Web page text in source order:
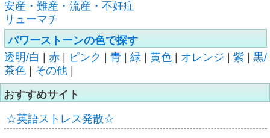
安産・難産・流産・不妊症
リューマチ
パワーストーンの色で探す
透明/白 | 赤 | ピンク | 青 | 緑 | 黄色 | オレンジ | 紫 | 黒/
茶色 | その他 |
おすすめサイト
☆英語ストレス発散☆